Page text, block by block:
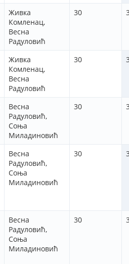
Живка
Комленац,
Весна
Радуловић
30
Живка
Комленац,
Весна
Радуловић
30
Весна
Радуловић,
Соња
Миладиновић
30
Весна
Радуловић,
Соња
Миладиновић
30
Весна
Радуловић,
Соња
Миладиновић
30